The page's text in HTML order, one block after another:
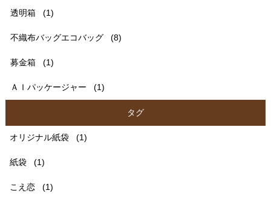
透明箱 (1)
不織布バッグエコバッグ (8)
募金箱 (1)
ＡＩパッケージャー (1)
タグ
オリジナル紙袋 (1)
紙袋 (1)
こえ恋 (1)